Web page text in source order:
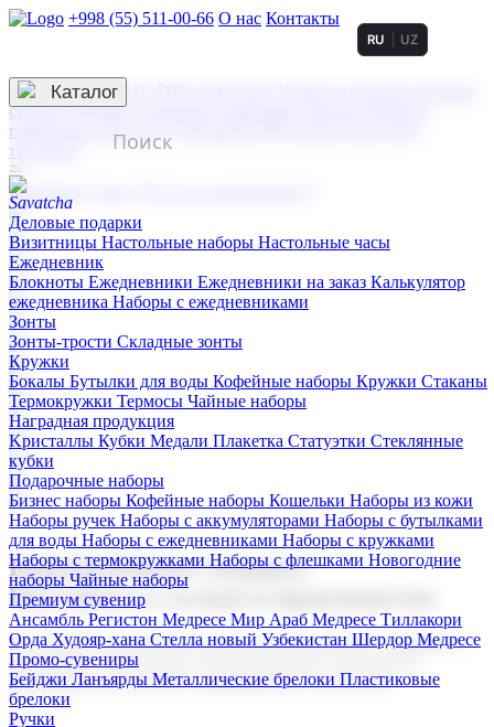
+998 (55) 511-00-66 О нас Контакты
3D гравировка
смолой (Doming)
гравировка твердая
тиснение
RU UZ
☰
Контакты
Каталог
Деловые подарки
Визитницы Настольные наборы Настольные часы
Ежедневник
Блокноты Ежедневники Ежедневники на заказ Калькулятор
ежедневника Наборы с ежедневниками
Зонты
Зонты-трости Складные зонты
Кружки
Бокалы Бутылки для воды Кофейные наборы Кружки Стаканы
Термокружки Термосы Чайные наборы
Наградная продукция
Kристаллы Кубки Медали Плакетка Статуэтки Стеклянные
кубки
Подарочные наборы
Бизнес наборы Кофейные наборы Кошельки Наборы из кожи
Наборы ручек Наборы с аккумуляторами Наборы с бутылками
для воды Наборы с ежедневниками Наборы с кружками
Наборы с термокружками Наборы с флешками Новогодние
наборы Чайные наборы
Премиум сувенир
Ансамбль Регистон Медресе Мир Араб Медресе Тиллакори
Орда Худояр-хана Стелла новый Узбекистан Шердор Медресе
Промо-сувениры
Бейджи Ланъярды Металлические брелоки Пластиковые
брелоки
Ручки
Корпоративные подарки
Поставка со склада и производство
Мы предлагаем широкий выбор корпоративных подарков и
сувениров с логотипом. В нашем каталоге вы найдете
продукцию для бизнеса, мероприятия и клиентов.